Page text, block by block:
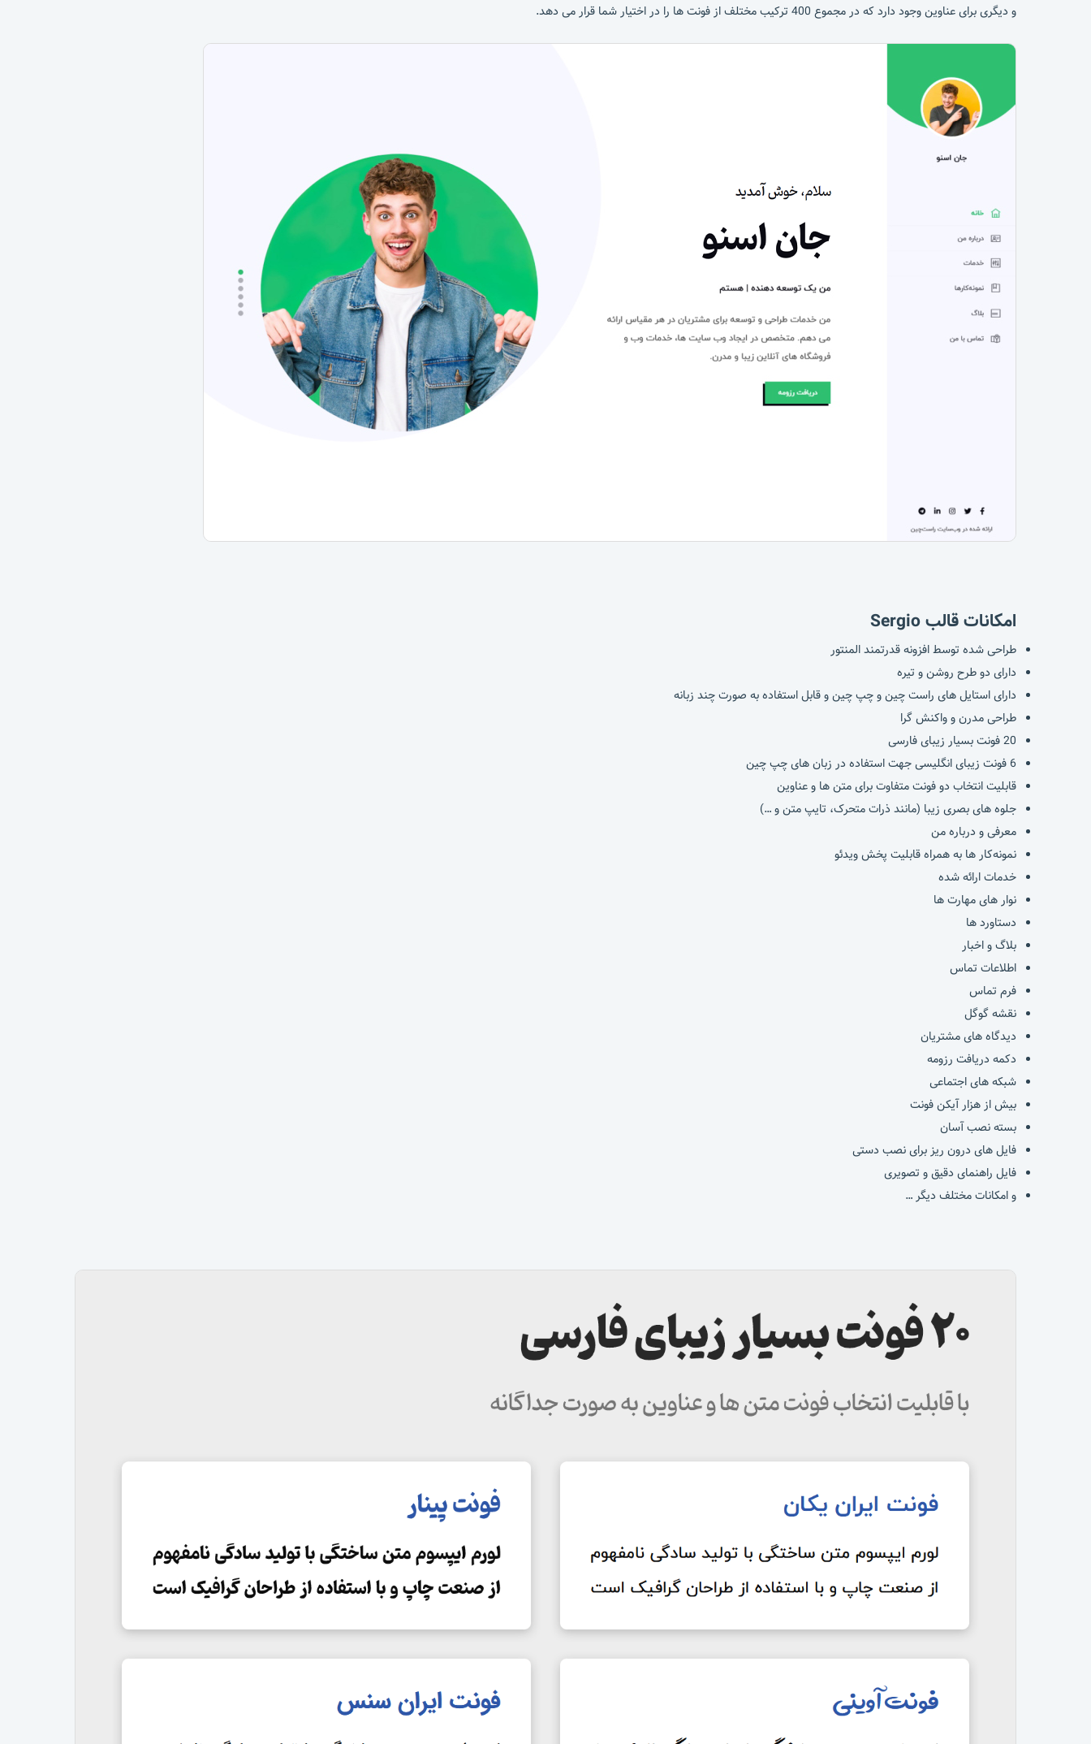
و دیگری برای عناوین وجود دارد که در مجموع 400 ترکیب مختلف از فونت ها را در اختیار شما قرار می دهد.
امکانات قالب Sergio
طراحی شده توسط افزونه قدرتمند المنتور
دارای دو طرح روشن و تیره
دارای استایل های راست چین و چپ چین و قابل استفاده به صورت چند زبانه
طراحی مدرن و واکنش گرا
20 فونت بسیار زیبای فارسی
6 فونت زیبای انگلیسی جهت استفاده در زبان های چپ چین
قابلیت انتخاب دو فونت متفاوت برای متن ها و عناوین
جلوه های بصری زیبا (مانند ذرات متحرک، تایپ متن و …)
معرفی و درباره من
نمونه‌کار ها به همراه قابلیت پخش ویدئو
خدمات ارائه شده
نوار های مهارت ها
دستاورد ها
بلاگ و اخبار
اطلاعات تماس
فرم تماس
نقشه گوگل
دیدگاه های مشتریان
دکمه دریافت رزومه
شبکه های اجتماعی
بیش از هزار آیکن فونت
بسته نصب آسان
فایل های درون ریز برای نصب دستی
فایل راهنمای دقیق و تصویری
و امکانات مختلف دیگر …